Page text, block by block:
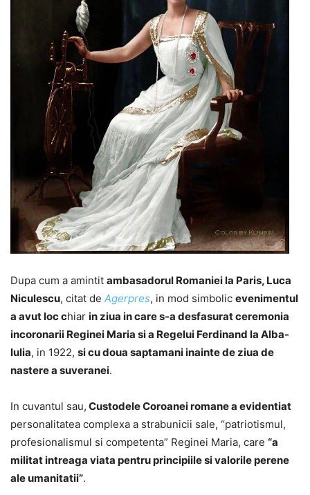
Dupa cum a amintit ambasadorul Romaniei la Paris, Luca
Niculescu, citat de Agerpres, in mod simbolic evenimentul
a avut loc chiar in ziua in care s-a desfasurat ceremonia
incoronarii Reginei Maria si a Regelui Ferdinand la Alba-
Iulia, in 1922, si cu doua saptamani inainte de ziua de
nastere a suveranei.
In cuvantul sau, Custodele Coroanei romane a evidentiat
personalitatea complexa a strabunicii sale, “patriotismul,
profesionalismul si competenta” Reginei Maria, care “a
militat intreaga viata pentru principiile si valorile perene
ale umanitatii”.